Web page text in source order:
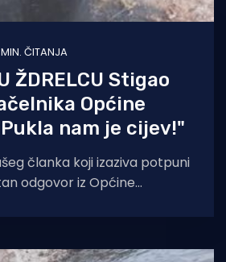
ČITANJA
ŽDRELCU Stigao
Općine
nam je cijev!"
članka koji izaziva potpuni
odgovor iz Općine